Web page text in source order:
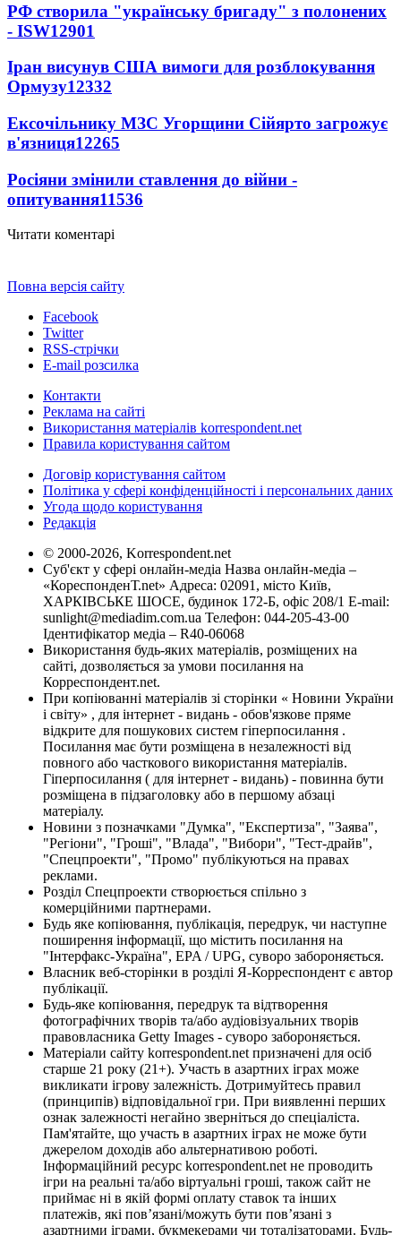
РФ створила "українську бригаду" з полонених
- ISW12901
Іран висунув США вимоги для розблокування
Ормузу12332
Ексочільнику МЗС Угорщини Сійярто загрожує
в'язниця12265
Росіяни змінили ставлення до війни -
опитування11536
Читати коментарі
Повна версія сайту
Facebook
Twitter
RSS-стрічки
E-mail розсилка
Контакти
Реклама на сайті
Використання матеріалів korrespondent.net
Правила користування сайтом
Договір користування сайтом
Політика у сфері конфіденційності і персональних даних
Угода щодо користування
Редакція
© 2000-2026, Korrespondent.net
Суб'єкт у сфері онлайн-медіа Назва онлайн-медіа –
«КореспонденТ.net» Адреса: 02091, місто Київ,
ХАРКІВСЬКЕ ШОСЕ, будинок 172-Б, офіс 208/1 E-mail:
sunlight@mediadim.com.ua Телефон: 044-205-43-00
Ідентифікатор медіа – R40-06068
Використання будь-яких матеріалів, розміщених на
сайті, дозволяється за умови посилання на
Корреспондент.net.
При копіюванні матеріалів зі сторінки « Новини України
і світу» , для інтернет - видань - обов'язкове пряме
відкрите для пошукових систем гіперпосилання .
Посилання має бути розміщена в незалежності від
повного або часткового використання матеріалів.
Гіперпосилання ( для інтернет - видань) - повинна бути
розміщена в підзаголовку або в першому абзаці
матеріалу.
Новини з позначками "Думка", "Експертиза", "Заява",
"Регіони", "Гроші", "Влада", "Вибори", "Тест-драйв",
"Спецпроекти", "Промо" публікуються на правах
реклами.
Розділ Спецпроекти створюється спільно з
комерційними партнерами.
Будь яке копіювання, публікація, передрук, чи наступне
поширення інформації, що містить посилання на
"Інтерфакс-Україна", EPA / UPG, суворо забороняється.
Власник веб-сторінки в розділі Я-Корреспондент є автор
публікації.
Будь-яке копіювання, передрук та відтворення
фотографічних творів та/або аудіовізуальних творів
правовласника Getty Images - суворо забороняється.
Матеріали сайту korrespondent.net призначені для осіб
старше 21 року (21+). Участь в азартних іграх може
викликати ігрову залежність. Дотримуйтесь правил
(принципів) відповідальної гри. При виявленні перших
ознак залежності негайно зверніться до спеціаліста.
Пам'ятайте, що участь в азартних іграх не може бути
джерелом доходів або альтернативою роботі.
Інформаційний ресурс korrespondent.net не проводить
ігри на реальні та/або віртуальні гроші, також сайт не
приймає ні в якій формі оплату ставок та інших
платежів, які пов’язані/можуть бути пов’язані з
азартними іграми, букмекерами чи тоталізаторами. Будь-